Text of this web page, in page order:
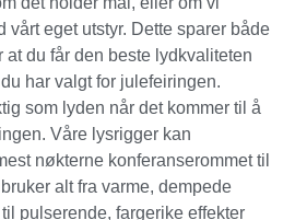
vårt eget utstyr. Dette sparer både
at du får den beste lydkvaliteten
har valgt for julefeiringen.
som lyden når det kommer til å
Våre lysrigger kan
nøkterne konferanserommet til
alt fra varme, dempede
pulserende, fargerike effekter